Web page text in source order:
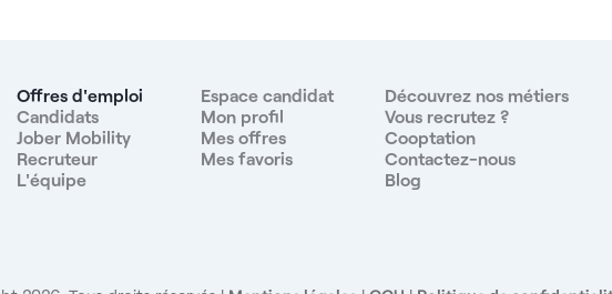
de patients.
et
de
- Éducation
alimentaires
Rémunération de 14 € brut par heure - Primes sur
chiffre d’affaires et sur la vente de produits Les
missions - Accompagnement centré sur la perte de
poids pour raisons médicales - Réalisation des bilans
diététiques - Conseil et vente des produits
Participation aux réunions et aux temps d'équipe -
Offres d'emploi
Candidats
Jober Mobility
Recruteur
L'équipe
Espace candidat
Mon profil
Mes offres
Mes favoris
Découvrez nos métiers
Vous recrutez ?
Cooptation
Contactez-nous
Blog